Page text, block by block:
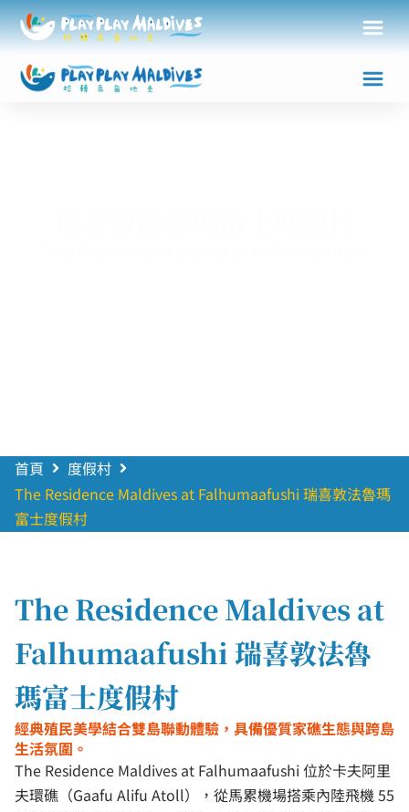
首頁
度假村
The Residence Maldives at Falhumaafushi 瑞喜敦法魯瑪
富士度假村
The Residence Maldives at
Falhumaafushi 瑞喜敦法魯
瑪富士度假村
經典殖民美學結合雙島聯動體驗，具備優質家礁生態與跨島
生活氛圍。
The Residence Maldives at Falhumaafushi 位於卡夫阿里
夫環礁（Gaafu Alifu Atoll），從馬累機場搭乘內陸飛機 55